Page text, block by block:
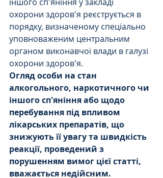
охорони здоров'я реєструється в
порядку, визначеному спеціально
уповноваженим центральним
органом виконавчої влади в галузі
охорони здоров'я.
Огляд особи на стан
алкогольного, наркотичного чи
іншого сп'яніння або щодо
перебування під впливом
лікарських препаратів, що
знижують її увагу та швидкість
реакції, проведений з
порушенням вимог цієї статті,
вважається недійсним.